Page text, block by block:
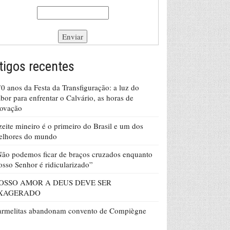
recentes
anos da Festa da Transfiguração: a luz do
para enfrentar o Calvário, as horas de
mineiro é o primeiro do Brasil e um dos
do mundo
podemos ficar de braços cruzados enquanto
Senhor é ridicularizado”
AMOR A DEUS DEVE SER
abandonam convento de Compiègne